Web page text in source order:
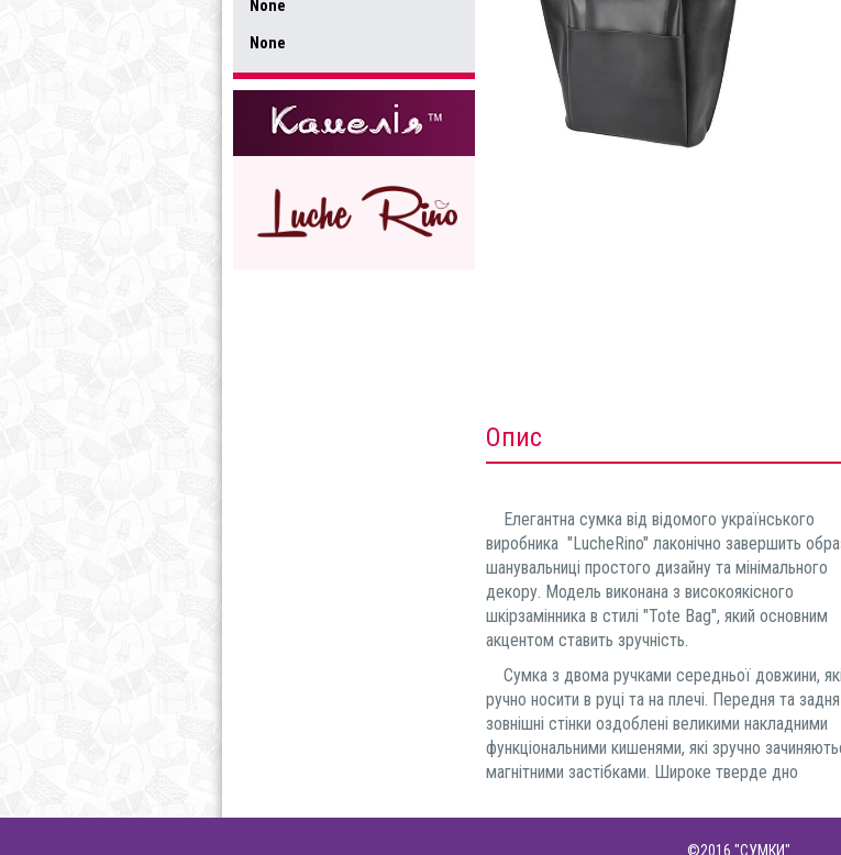
None
None
Опис
Елегантна сумка від відомого українського
виробника "LucheRino" лаконічно завершить
шанувальниці простого дизайну та мінімального
декору. Модель виконана з високоякісного
шкірзамінника в стилі "Tote Bag", який основним
акцентом ставить зручність.
Сумка з двома ручками середньої довжини, які
ручно носити в руці та на плечі. Передня та задня
зовнішні стінки оздоблені великими накладними
функціональними кишенями, які зручно
магнітними застібками. Широке тверде дно
©2016 "СУМКИ"